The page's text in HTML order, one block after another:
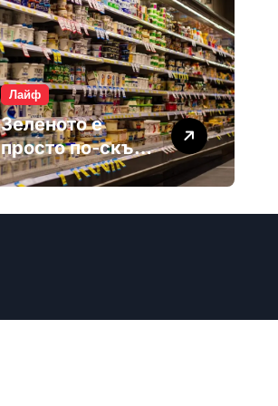
Лайф
Зеленото е
просто по-скъп
маркетинг